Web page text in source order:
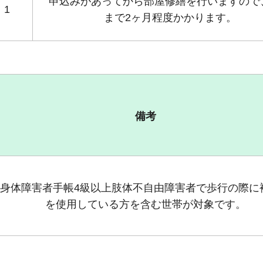
1
まで2ヶ月程度かかります。
備考
身体障害者手帳4級以上肢体不自由障害者で歩行の際に
を使用している方を含む世帯が対象です。